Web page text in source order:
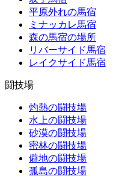
平原外れの馬宿
ミナッカレ馬宿
森の馬宿の場所
リバーサイド馬宿
レイクサイド馬宿
闘技場
灼熱の闘技場
水上の闘技場
砂漠の闘技場
密林の闘技場
僻地の闘技場
孤島の闘技場